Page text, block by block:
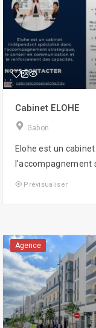
Cabinet ELOHE
Gabon
Elohe est un
l'accompagnement
Prévisualiser
Agence